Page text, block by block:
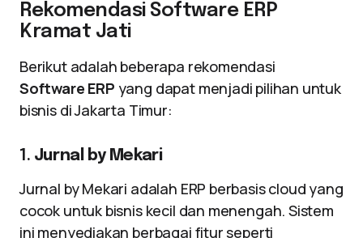
Rekomendasi Software ERP
Kramat Jati
Berikut adalah beberapa rekomendasi
Software ERP yang dapat menjadi pilihan untuk
bisnis di Jakarta Timur:
1. Jurnal by Mekari
Jurnal by Mekari adalah ERP berbasis cloud yang
cocok untuk bisnis kecil dan menengah. Sistem
ini menyediakan berbagai fitur seperti